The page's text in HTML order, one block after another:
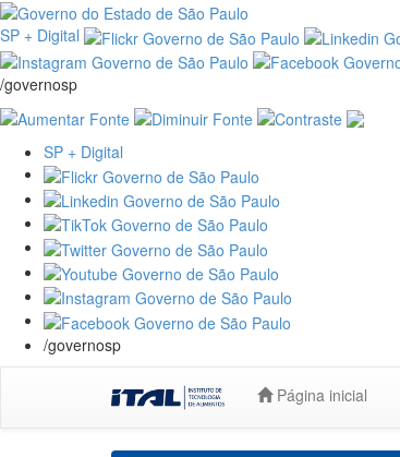
SP + Digital
/governosp
SP + Digital
/governosp
Página inicial